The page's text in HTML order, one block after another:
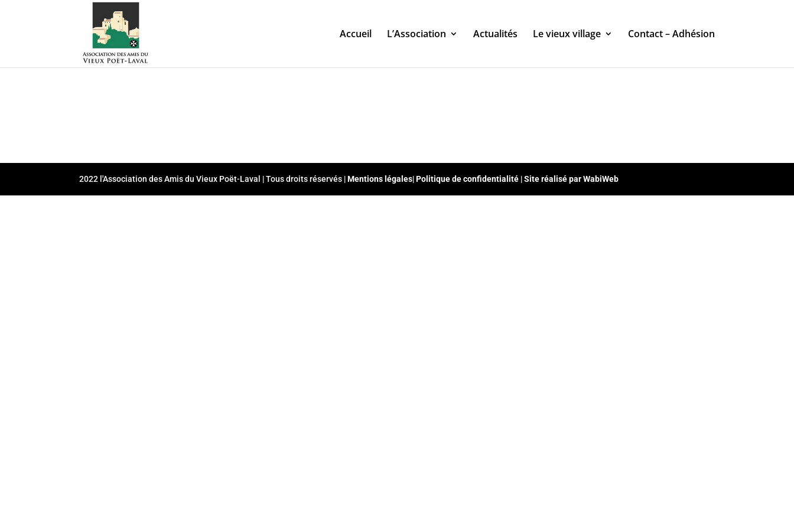
Accueil L’Association Actualités Le vieux village Contact – Adhésion
2022 l'Association des Amis du Vieux Poët-Laval | Tous droits réservés |Mentions légales|Politique de confidentialité |Site réalisé par WabiWeb